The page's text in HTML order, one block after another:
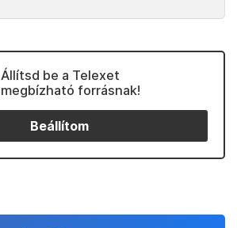
Állítsd be a Telexet
megbízható forrásnak!
Beállítom